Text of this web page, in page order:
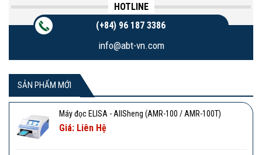
HOTLINE
(+84) 96 187 3386
info@abt-vn.com
SẢN PHẨM MỚI
Máy đọc ELISA - AllSheng (AMR-100 / AMR-100T)
Giá: Liên Hệ